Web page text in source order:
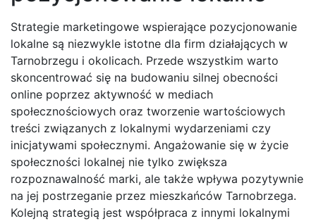
Strategie marketingowe wspierające pozycjonowanie
lokalne są niezwykle istotne dla firm działających w
Tarnobrzegu i okolicach. Przede wszystkim warto
skoncentrować się na budowaniu silnej obecności
online poprzez aktywność w mediach
społecznościowych oraz tworzenie wartościowych
treści związanych z lokalnymi wydarzeniami czy
inicjatywami społecznymi. Angażowanie się w życie
społeczności lokalnej nie tylko zwiększa
rozpoznawalność marki, ale także wpływa pozytywnie
na jej postrzeganie przez mieszkańców Tarnobrzega.
Kolejną strategią jest współpraca z innymi lokalnymi